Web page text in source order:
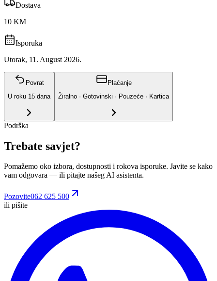
Dostava
10 KM
Isporuka
Utorak, 11. August 2026.
Povrat
U roku 15 dana
Plaćanje
Žiralno · Gotovinski · Pouzeće · Kartica
Podrška
Trebate savjet?
Pomažemo oko izbora, dostupnosti i rokova isporuke. Javite se kako
vam odgovara — ili pitajte našeg AI asistenta.
Pozovite062 625 500
ili pišite